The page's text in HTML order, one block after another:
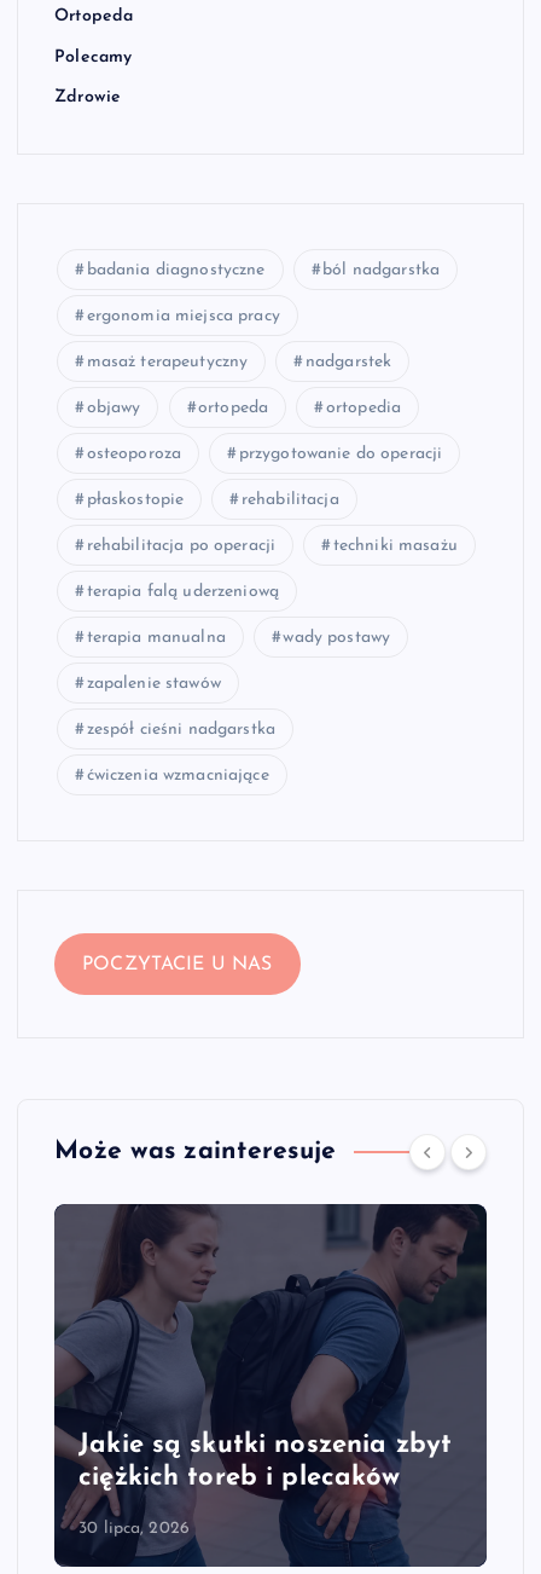
Ortopeda
Polecamy
Zdrowie
badania diagnostyczne ból nadgarstka
ergonomia miejsca pracy
masaż terapeutyczny nadgarstek
objawy ortopeda ortopedia
osteoporoza przygotowanie do operacji
płaskostopie rehabilitacja
rehabilitacja po operacji techniki masażu
terapia falą uderzeniową
terapia manualna wady postawy
zapalenie stawów
zespół cieśni nadgarstka
ćwiczenia wzmacniające
POCZYTACIE U NAS
Może was zainteresuje
Jakie są skutki noszenia zbyt
ciężkich toreb i plecaków
30 lipca, 2026